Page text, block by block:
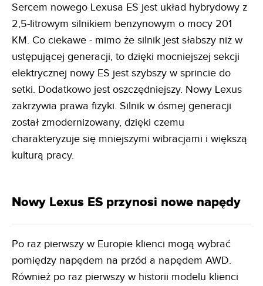
Sercem nowego Lexusa ES jest układ hybrydowy z
2,5-litrowym silnikiem benzynowym o mocy 201
KM. Co ciekawe - mimo że silnik jest słabszy niż w
ustępującej generacji, to dzięki mocniejszej sekcji
elektrycznej nowy ES jest szybszy w sprincie do
setki. Dodatkowo jest oszczędniejszy. Nowy Lexus
zakrzywia prawa fizyki. Silnik w ósmej generacji
został zmodernizowany, dzięki czemu
charakteryzuje się mniejszymi wibracjami i większą
kulturą pracy.
Nowy Lexus ES przynosi nowe napędy
Po raz pierwszy w Europie klienci mogą wybrać
pomiędzy napędem na przód a napędem AWD.
Również po raz pierwszy w historii modelu klienci